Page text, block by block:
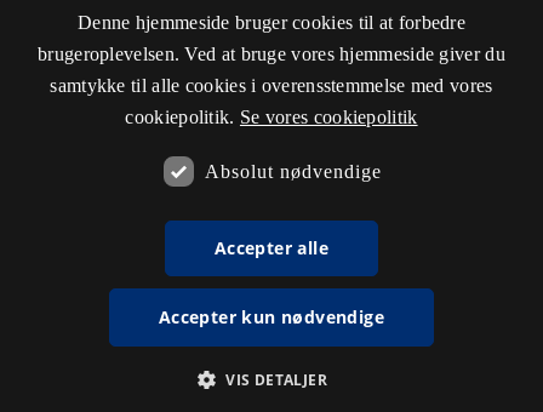
Denne hjemmeside bruger cookies til at forbedre
brugeroplevelsen. Ved at bruge vores hjemmeside giver du
samtykke til alle cookies i overensstemmelse med vores
cookiepolitik. Se vores cookiepolitik
Absolut nødvendige
Accepter alle
Accepter kun nødvendige
VIS DETALJER